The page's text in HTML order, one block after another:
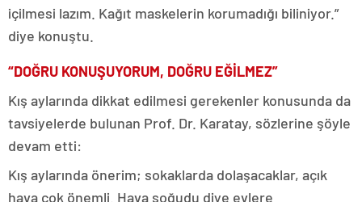
içilmesi lazım. Kağıt maskelerin korumadığı biliniyor.”
diye konuştu.
“DOĞRU KONUŞUYORUM, DOĞRU EĞİLMEZ”
Kış aylarında dikkat edilmesi gerekenler konusunda da
tavsiyelerde bulunan Prof. Dr. Karatay, sözlerine şöyle
devam etti:
Kış aylarında önerim; sokaklarda dolaşacaklar, açık
hava çok önemli. Hava soğudu diye evlere